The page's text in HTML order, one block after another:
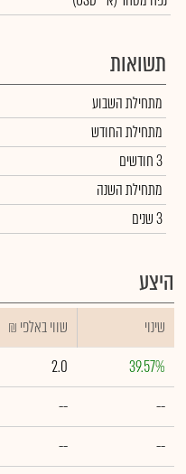
תשואות
מתחילת השבוע
מתחילת החודש
3 חודשים
מתחילת השנה
3 שנים
היצע
שינוי ₪ שווי באלפי
39.57%
2.0
--
--
--
--